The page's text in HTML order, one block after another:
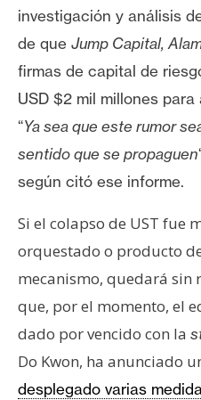
investigación y análisis
de que Jump Capital,
firmas de capital de
USD $2 mil millones
“Ya sea que este rumor
sentido que se propaguen
según citó ese informe.
Si el colapso de UST fue
orquestado o producto
mecanismo, quedará sin
que, por el momento, el
dado por vencido con la
Do Kwon, ha anunciado
desplegado varias